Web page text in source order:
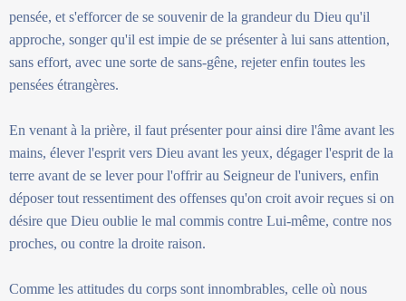
pensée, et s'efforcer de se souvenir de la grandeur du Dieu qu'il
approche, songer qu'il est impie de se présenter à lui sans attention,
sans effort, avec une sorte de sans-gêne, rejeter enfin toutes les
pensées étrangères.
En venant à la prière, il faut présenter pour ainsi dire l'âme avant les
mains, élever l'esprit vers Dieu avant les yeux, dégager l'esprit de la
terre avant de se lever pour l'offrir au Seigneur de l'univers, enfin
déposer tout ressentiment des offenses qu'on croit avoir reçues si on
désire que Dieu oublie le mal commis contre Lui-même, contre nos
proches, ou contre la droite raison.
Comme les attitudes du corps sont innombrables, celle où nous